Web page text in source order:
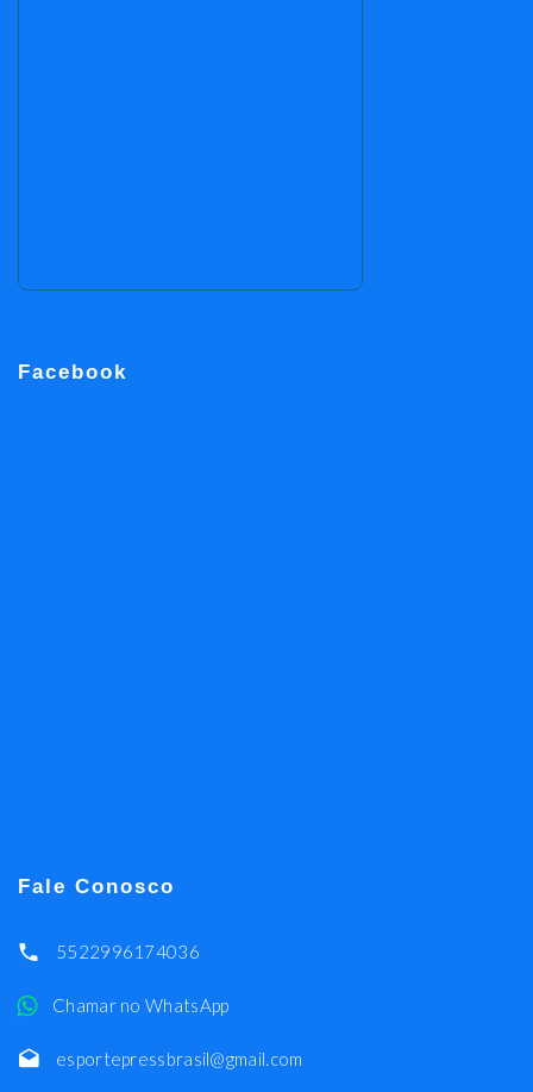
Facebook
Fale Conosco
5522996174036
Chamar no WhatsApp
esportepressbrasil@gmail.com